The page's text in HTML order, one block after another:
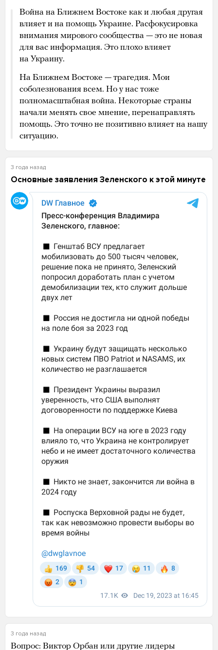
Война на Ближнем Востоке как и любая другая
влияет и на помощь Украине. Расфокусировка
внимания мирового сообщества — это не новая
для вас информация. Это плохо влияет
на Украину.
На Ближнем Востоке — трагедия. Мои
соболезнования всем. Но у нас тоже
полномасштабная война. Некоторые страны
начали менять свое мнение, перенаправлять
помощь. Это точно не позитивно влияет на нашу
ситуацию.
3 года назад
Основные заявления Зеленского к этой минуте
3 года назад
Вопрос: Виктор Орбан или другие лидеры